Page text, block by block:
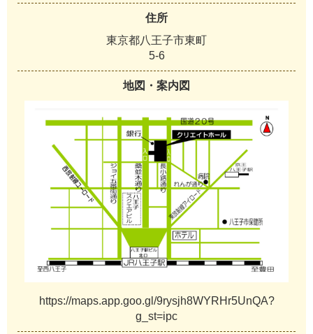
住所
東京都八王子市東町
5-6
地図・案内図
https://maps.app.goo.gl/9rysjh8WYRHr5UnQA?
g_st=ipc